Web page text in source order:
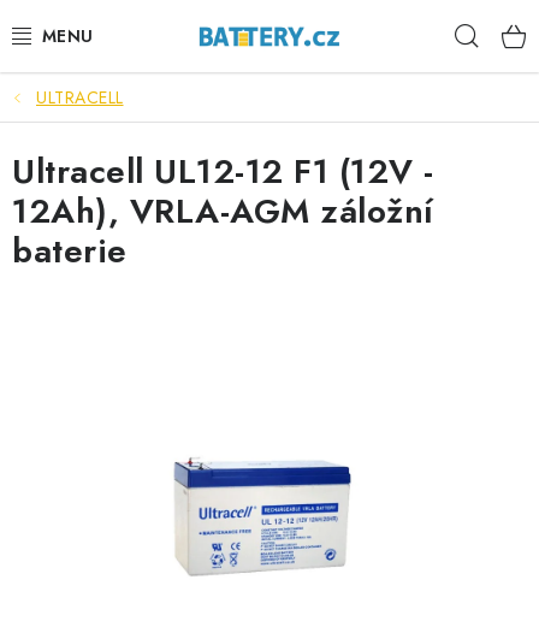
na
VÝHODNÉ SETY
SLUŽBY
AUTOBATERIE
BATERIOVÉ BOXY
ULTRACELL
Ultracell UL12-12 F1 (12V -
12Ah), VRLA-AGM záložní
baterie